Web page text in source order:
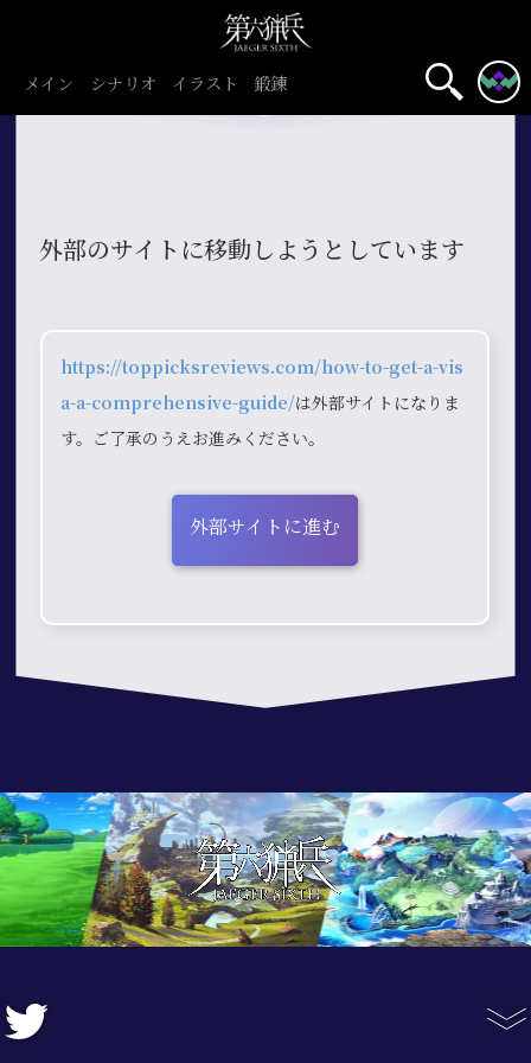
メイン シナリオ イラスト 鍛錬
外部のサイトに移動しようとしています
https://toppicksreviews.com/how-to-get-a-vis
a-a-comprehensive-guide/は外部サイトになりま
す。ご了承のうえお進みください。
外部サイトに進む